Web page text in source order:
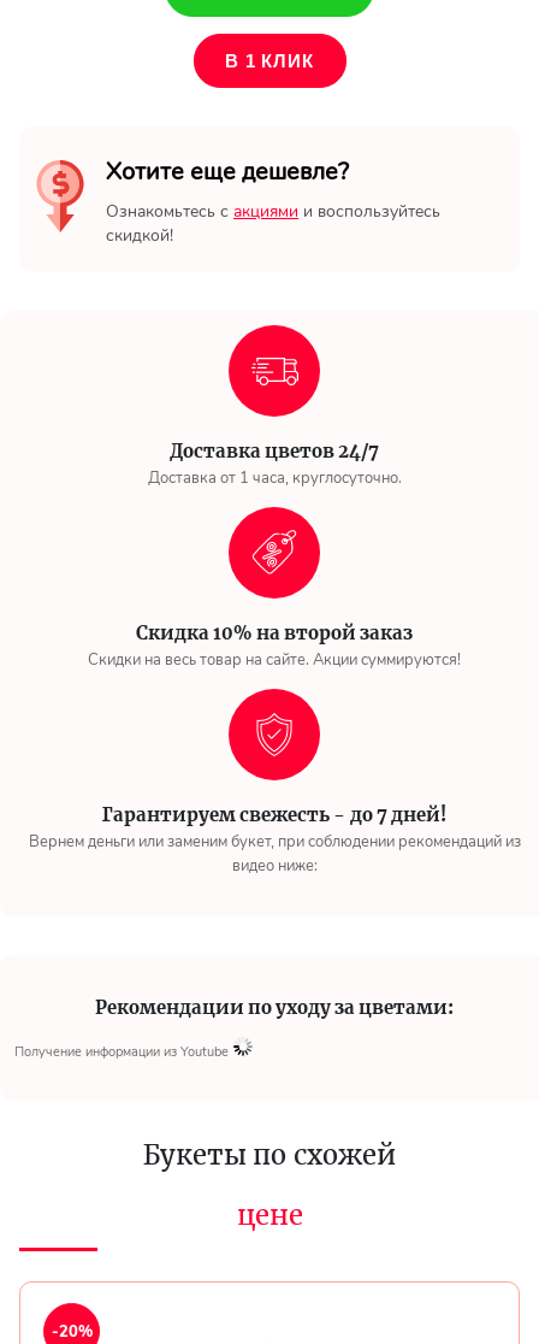
В 1 КЛИК
Хотите еще дешевле?
Ознакомьтесь с акциями и воспользуйтесь
скидкой!
Доставка цветов 24/7
Доставка от 1 часа, круглосуточно.
Скидка 10% на второй заказ
Скидки на весь товар на сайте. Акции суммируются!
Гарантируем свежесть - до 7 дней!
Вернем деньги или заменим букет, при соблюдении рекомендаций из
видео ниже:
Рекомендации по уходу за цветами:
Получение информации из Youtube
Букеты по схожей
цене
-20%